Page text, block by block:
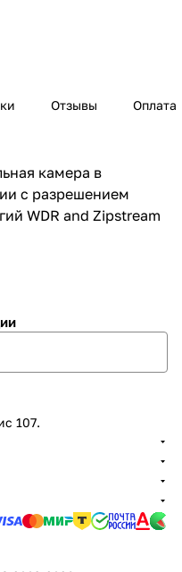
Отзывы Оплата
камера в
с разрешением
WDR and Zipstream
107.